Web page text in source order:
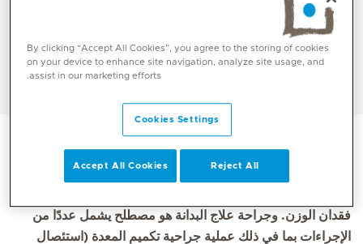
خدمات واختصاصات
جراحة السمنة في ميديكلينيك
جراحة علاج البدانة وتعرف أيضاً باسم جراحة إنقاص الوزن،
فقدان الوزن. وجراحة علاج البدانة هو مصطلح يشمل عددًا من
الإجراءات بما في ذلك عملية جراحية تكميم المعدة (استئصال
By clicking “Accept All Cookies”, you agree to the storing of cookies
on your device to enhance site navigation, analyze site usage, and
assist in our marketing efforts.
Cookies Settings
Reject All
Accept All Cookies